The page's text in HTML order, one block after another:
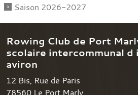
Saison 2026-2027
Rowing Club de Port
scolaire intercommunal d
aviron
12 Bis, Rue de Paris
78560 Le Port Marly